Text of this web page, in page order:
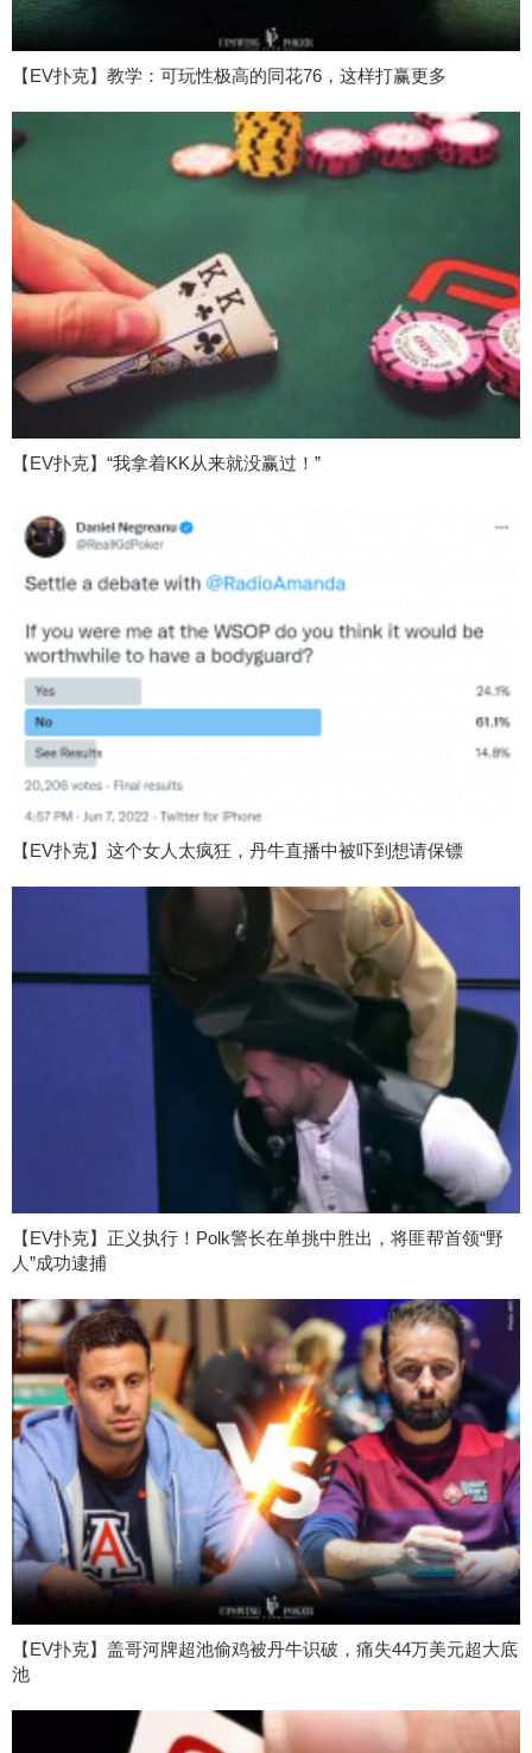
【EV扑克】教学：可玩性极高的同花76，这样打赢更多
【EV扑克】“我拿着KK从来就没赢过！”
【EV扑克】这个女人太疯狂，丹牛直播中被吓到想请保镖
【EV扑克】正义执行！Polk警长在单挑中胜出，将匪帮首领“野
人”成功逮捕
【EV扑克】盖哥河牌超池偷鸡被丹牛识破，痛失44万美元超大底
池